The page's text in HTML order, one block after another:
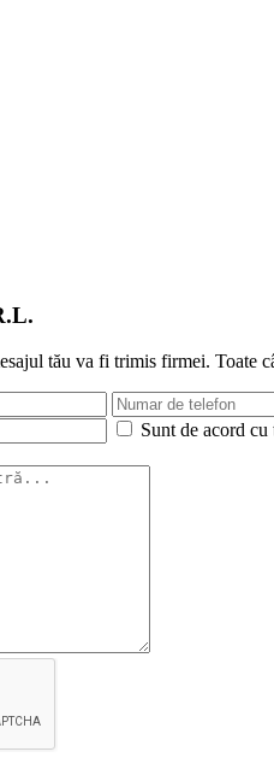
tău va fi trimis firmei. Toate
Sunt de acord cu